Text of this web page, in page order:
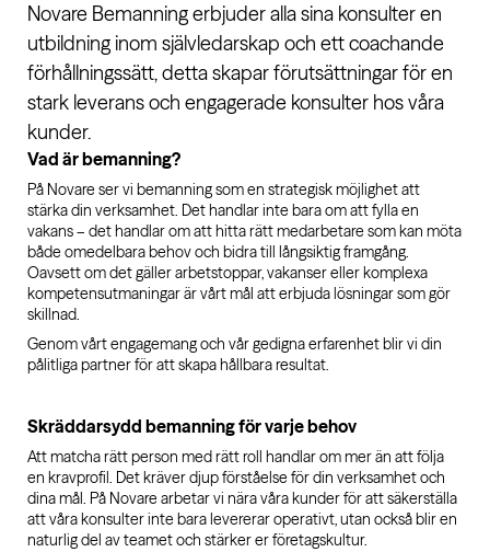
Novare Bemanning erbjuder alla sina konsulter en
utbildning inom självledarskap och ett coachande
förhållningssätt, detta skapar förutsättningar för en
stark leverans och engagerade konsulter hos våra
kunder.
Vad är bemanning?
På Novare ser vi bemanning som en strategisk möjlighet att
stärka din verksamhet. Det handlar inte bara om att fylla en
vakans – det handlar om att hitta rätt medarbetare som kan möta
både omedelbara behov och bidra till långsiktig framgång.
Oavsett om det gäller arbetstoppar, vakanser eller komplexa
kompetensutmaningar är vårt mål att erbjuda lösningar som gör
skillnad.
Genom vårt engagemang och vår gedigna erfarenhet blir vi din
pålitliga partner för att skapa hållbara resultat.
Skräddarsydd bemanning för varje behov
Att matcha rätt person med rätt roll handlar om mer än att följa
en kravprofil. Det kräver djup förståelse för din verksamhet och
dina mål. På Novare arbetar vi nära våra kunder för att säkerställa
att våra konsulter inte bara levererar operativt, utan också blir en
naturlig del av teamet och stärker er företagskultur.